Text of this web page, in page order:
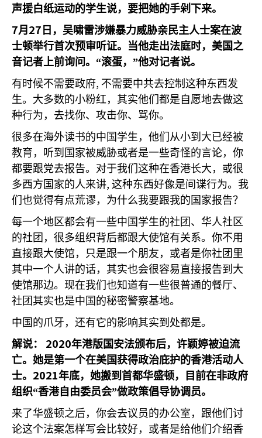
声援白纸运动的学生说，要把她的手剁下来。
7月 27 日，吴啸雷涉嫌暴力威胁亲民主人士案在波
士顿举行首次预审听证。当他走出法庭时，美国之
音记者上前询问。“滚蛋，”他对记者说。
有时候不需要政府, 不需要中共去控制这种东西发
生。大多数的小粉红，其实他们都是自愿地去做这
种行为，去找你、攻击你、骂你。
很多在海外读书的中国学生，他们从小到大已经被
教育，听到国家被威胁或者是一些奇怪的言论，你
都要跟党去报告。对于我们这种在香港长大，或很
多西方国家的人来讲, 这种东西好像是间谍行为。我
们也觉得有点荒谬，为什么我要跟我的国家报告？
每一个地区都会有一些中国学生的社团、华人社区
的社团，很多组织背后都跟大使馆有关系。你不用
直接跟大使馆，只是跟一个朋友，或者是你社团里
其中一个人讲的话，其实也会很容易直接报告到大
使馆那边。现在我们也知道有一些很普通的餐厅、
社团其实也是中国的秘密警察基地。
中国的爪牙，还有它的影响其实到处都是。
解说：
2020年港版国安法颁布后，许颖婷被迫流
亡。她是第一个在美国获得政治庇护的香港活动人
士。 2021年底，她搬到首都华盛顿，目前在非政府
组织“香港自由委员会”做政策倡导协调员。
来了华盛顿之后，你会去议员的办公室，跟他们讨
论这个法案怎样写会比较好，或者是给他们介绍香